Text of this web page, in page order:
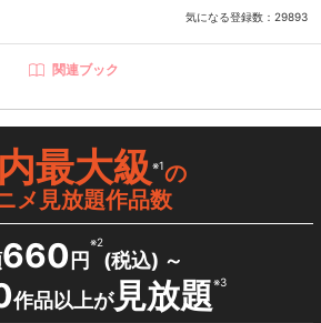
気になる登録数： 29893
関連ブック
最大級※1の
メ見放題作品数
660 円
※2
(税込) ～
作品以上が見放題※3